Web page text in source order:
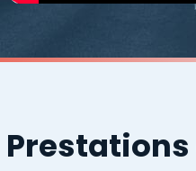
Prestations